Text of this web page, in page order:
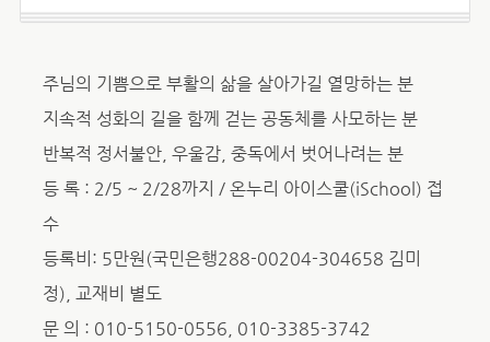
주님의 기쁨으로 부활의 삶을 살아가길 열망하는 분
지속적 성화의 길을 함께 걷는 공동체를 사모하는 분
반복적 정서불안, 우울감, 중독에서 벗어나려는 분
등 록 : 2/5 ~ 2/28까지 / 온누리 아이스쿨(iSchool) 접
수
등록비: 5만원(국민은행288-00204-304658 김미
정), 교재비 별도
문 의 : 010-5150-0556, 010-3385-3742